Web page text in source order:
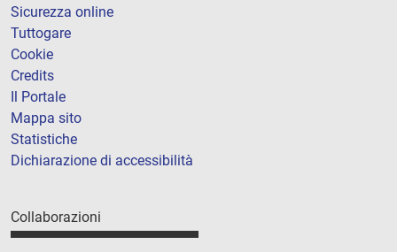
Sicurezza online
Tuttogare
Cookie
Credits
Il Portale
Mappa sito
Statistiche
Dichiarazione di accessibilità
Collaborazioni